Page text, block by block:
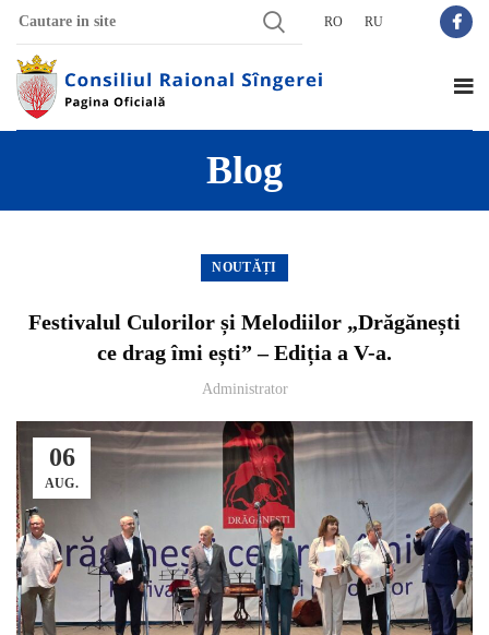
RO RU
Blog
NOUTĂȚI
Festivalul Culorilor și Melodiilor „Drăgănești
ce drag îmi ești” – Ediția a V-a.
Administrator
06
AUG.